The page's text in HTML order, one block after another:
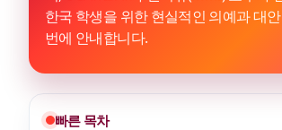
한국 학생을 위한 현실적인 의예과 대
번에 안내합니다.
빠른 목차